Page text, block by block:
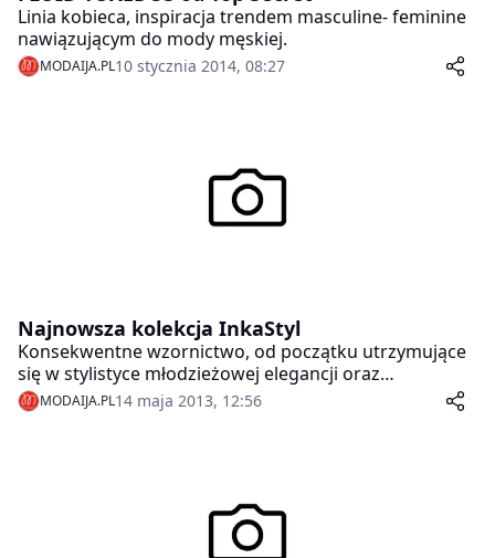
Linia kobieca, inspiracja trendem masculine- feminine
nawiązującym do mody męskiej.
MODAIJA.PL10 stycznia 2014, 08:27
Najnowsza kolekcja InkaStyl
Konsekwentne wzornictwo, od początku utrzymujące
się w stylistyce młodzieżowej elegancji oraz
prezentowana w każdym sezonie bogata paleta barw,
stanowią znak rozpoznawczy działającej od wiosny
MODAIJA.PL14 maja 2013, 12:56